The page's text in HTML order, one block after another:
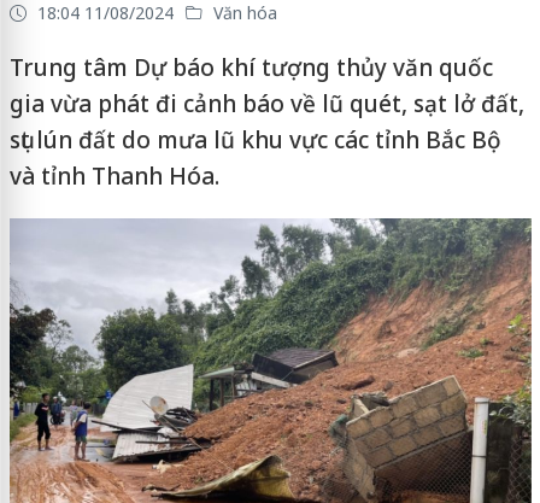
18:04 11/08/2024 Văn hóa
Trung tâm Dự báo khí tượng thủy văn quốc
gia vừa phát đi cảnh báo về lũ quét, sạt lở đất,
sụt lún đất do mưa lũ khu vực các tỉnh Bắc Bộ
và tỉnh Thanh Hóa.